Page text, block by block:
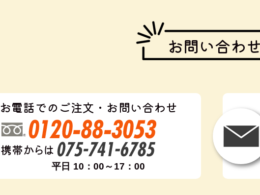
お問い合わせ
お電話でのご注文・お問い合わせ
平日 10：00～17：00